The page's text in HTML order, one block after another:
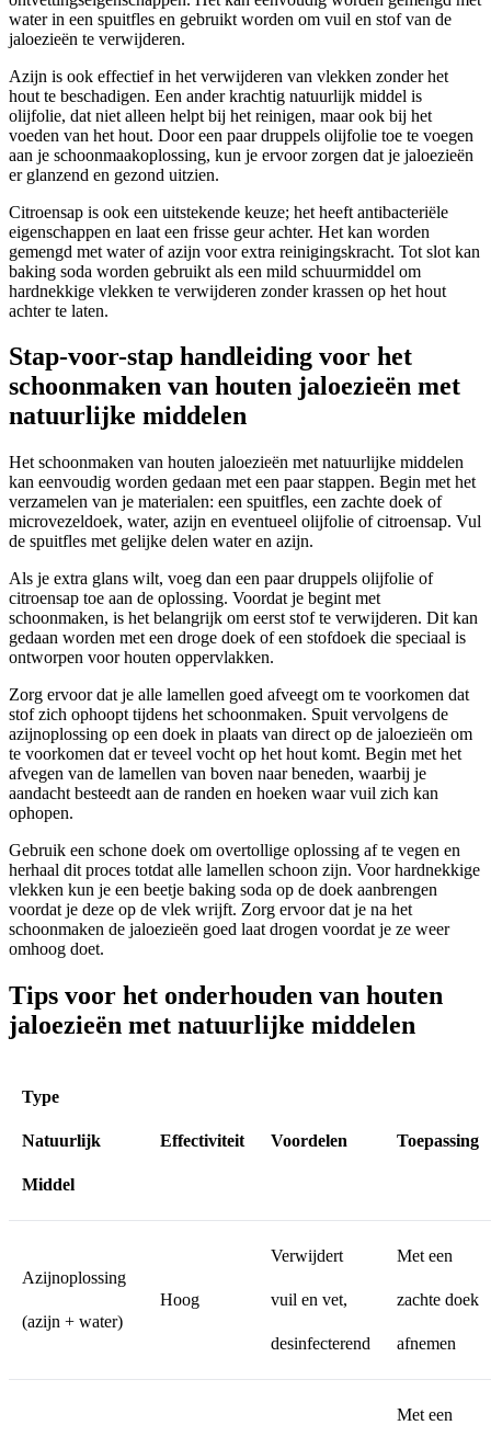
water in een spuitfles en gebruikt worden om vuil en stof van de
jaloezieën te verwijderen.
Azijn is ook effectief in het verwijderen van vlekken zonder het
hout te beschadigen. Een ander krachtig natuurlijk middel is
olijfolie, dat niet alleen helpt bij het reinigen, maar ook bij het
voeden van het hout. Door een paar druppels olijfolie toe te voegen
aan je schoonmaakoplossing, kun je ervoor zorgen dat je jaloezieën
er glanzend en gezond uitzien.
Citroensap is ook een uitstekende keuze; het heeft antibacteriële
eigenschappen en laat een frisse geur achter. Het kan worden
gemengd met water of azijn voor extra reinigingskracht. Tot slot kan
baking soda worden gebruikt als een mild schuurmiddel om
hardnekkige vlekken te verwijderen zonder krassen op het hout
achter te laten.
Stap-voor-stap handleiding voor het
schoonmaken van houten jaloezieën met
natuurlijke middelen
Het schoonmaken van houten jaloezieën met natuurlijke middelen
kan eenvoudig worden gedaan met een paar stappen. Begin met het
verzamelen van je materialen: een spuitfles, een zachte doek of
microvezeldoek, water, azijn en eventueel olijfolie of citroensap. Vul
de spuitfles met gelijke delen water en azijn.
Als je extra glans wilt, voeg dan een paar druppels olijfolie of
citroensap toe aan de oplossing. Voordat je begint met
schoonmaken, is het belangrijk om eerst stof te verwijderen. Dit kan
gedaan worden met een droge doek of een stofdoek die speciaal is
ontworpen voor houten oppervlakken.
Zorg ervoor dat je alle lamellen goed afveegt om te voorkomen dat
stof zich ophoopt tijdens het schoonmaken. Spuit vervolgens de
azijnoplossing op een doek in plaats van direct op de jaloezieën om
te voorkomen dat er teveel vocht op het hout komt. Begin met het
afvegen van de lamellen van boven naar beneden, waarbij je
aandacht besteedt aan de randen en hoeken waar vuil zich kan
ophopen.
Gebruik een schone doek om overtollige oplossing af te vegen en
herhaal dit proces totdat alle lamellen schoon zijn. Voor hardnekkige
vlekken kun je een beetje baking soda op de doek aanbrengen
voordat je deze op de vlek wrijft. Zorg ervoor dat je na het
schoonmaken de jaloezieën goed laat drogen voordat je ze weer
omhoog doet.
Tips voor het onderhouden van houten
jaloezieën met natuurlijke middelen
Type
Natuurlijk
Middel
Effectiviteit Voordelen Toepassing
Azijnoplossing
(azijn + water)
Hoog
Verwijdert
vuil en vet,
desinfecterend
Met een
zachte doek
afnemen
Met een